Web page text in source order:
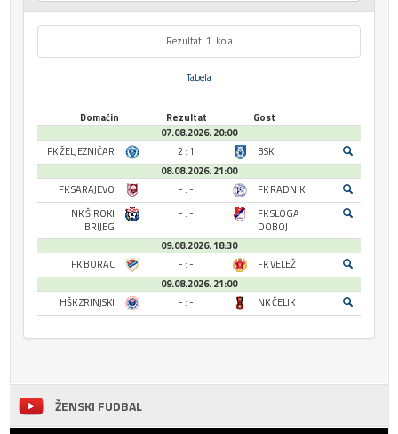
Rezultati 1. kola
Tabela
Domaćin Rezultat
Gost
07.08.2026. 20:00
FK ŽELJEZNIČAR
2 : 1
BSK
08.08.2026. 21:00
FK SARAJEVO
- : -
FK RADNIK
NK ŠIROKI
BRIJEG
- : -
FK SLOGA
DOBOJ
09.08.2026. 18:30
FK BORAC
- : -
FK VELEŽ
09.08.2026. 21:00
HŠK ZRINJSKI
- : - NK ČELIK
ŽENSKI FUDBAL